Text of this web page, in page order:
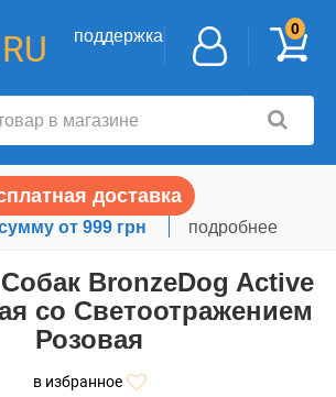
RU поддержка 0
доставка
от 999 грн подробнее
BronzeDog Active
со Светоотражением
Розовая
в избранное